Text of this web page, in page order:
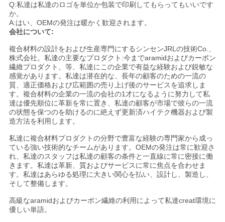
Q:私達は私達のロゴを単位か包装で印刷してもらってもいいです
か。
A:はい、OEMの発注は暖かく歓迎されます。
会社について:
複合材料の設計をおよび生産専門にするシンセンJRLの技術Co.、
株式会社。私達の主要なプロダクト:今までaramidおよびカーボン
繊維プロダクト、等、私達にこの企業で有益な経験および鋭敏な
感覚があります。私達は潜在的な、長年の顧客のための一流の
質、適正価格および広範囲の売り上げ後のサービスを追求しま
す。複合材料の企業の一流の会社の1才になるように努力して私
達は優先順位に革新を常に置き、私達の顧客が市場で彼らの一流
の状態を保つのを助けるのに絶えず更新済ハイテク機器および製
造方法を利用します。
私達に複合材料プロダクトの分野で豊富な経験の専門家から成っ
ている強い技術的なチームがあります。OEMの発注は常に歓迎さ
れ、私達のスタッフは私達の顧客の条件と一直線に常に密接に働
きます。私達は革新、質およびサービスに常に焦点を合わせま
す。私達はあらゆる処理に大きい関心を払い、設計し、製造し、
そして整備します。
高級なaramidおよびカーボン繊維の利用によって私達creat環境に
優しい単語。